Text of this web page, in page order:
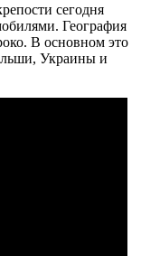
сегодня
География
В основном это
Украины и